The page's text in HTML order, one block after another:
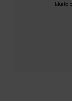
Muito